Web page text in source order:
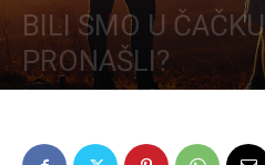
BILI SMO U
PRONAŠLI?